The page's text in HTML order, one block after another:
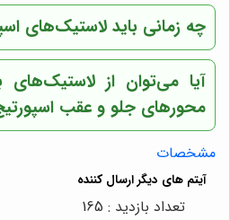
چه زمانی باید لاستیک‌های
آیا می‌توان از لاستیک‌های
محورهای جلو و عقب
مشخصات
تعداد بازدید : 165